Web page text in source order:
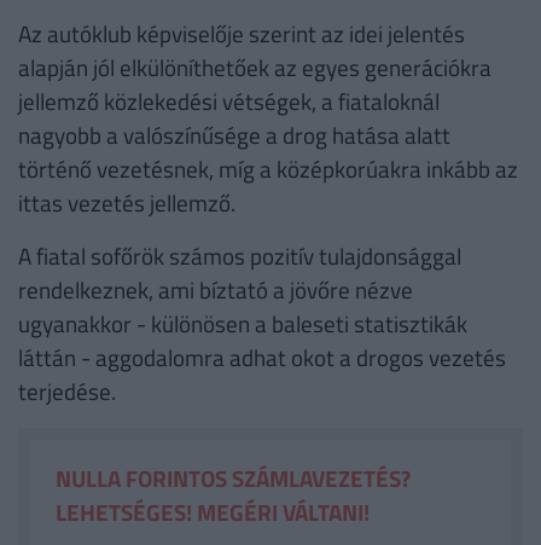
Az autóklub képviselője szerint az idei jelentés
alapján jól elkülöníthetőek az egyes generációkra
jellemző közlekedési vétségek, a fiataloknál
nagyobb a valószínűsége a drog hatása alatt
történő vezetésnek, míg a középkorúakra inkább az
ittas vezetés jellemző.
A fiatal sofőrök számos pozitív tulajdonsággal
rendelkeznek, ami bíztató a jövőre nézve
ugyanakkor - különösen a baleseti statisztikák
láttán - aggodalomra adhat okot a drogos vezetés
terjedése.
NULLA FORINTOS SZÁMLAVEZETÉS?
LEHETSÉGES! MEGÉRI VÁLTANI!